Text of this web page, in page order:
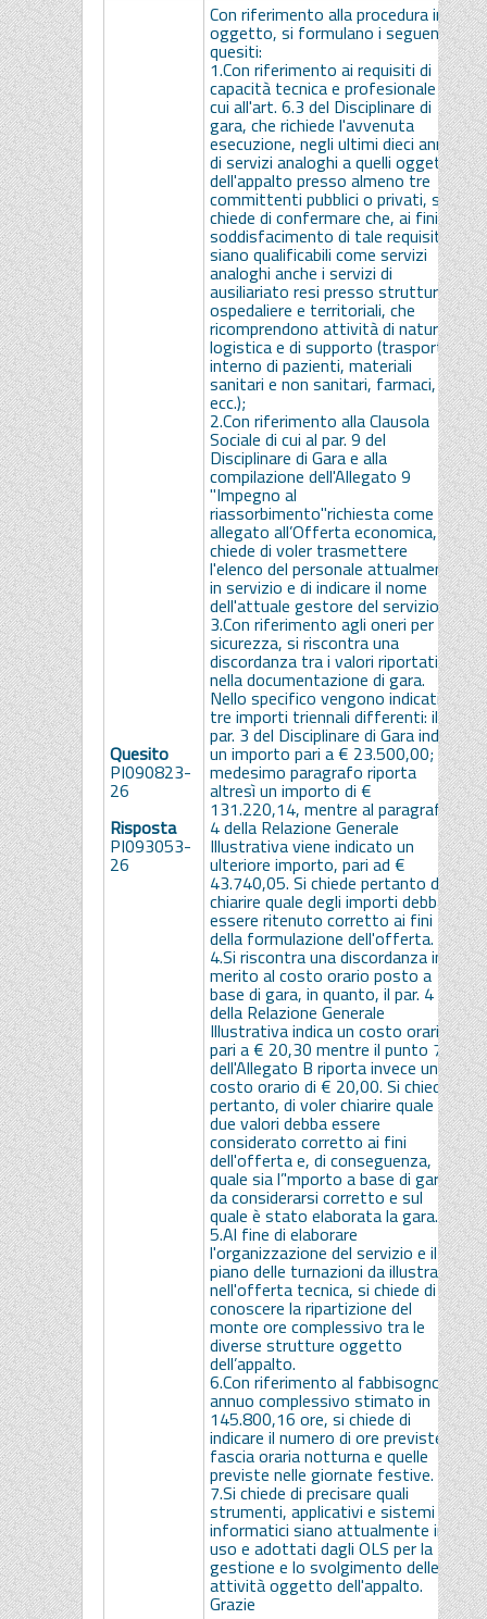
Quesito
PI090823-
26
Risposta
PI093053-
26
Con riferimento alla procedura in
oggetto, si formulano i seguenti
quesiti:
1.Con riferimento ai requisiti di
capacità tecnica e profesionale di
cui all'art. 6.3 del Disciplinare di
gara, che richiede l'avvenuta
esecuzione, negli ultimi dieci anni,
di servizi analoghi a quelli oggetto
dell'appalto presso almeno tre
committenti pubblici o privati, si
chiede di confermare che, ai fini del
soddisfacimento di tale requisito,
siano qualificabili come servizi
analoghi anche i servizi di
ausiliariato resi presso strutture
ospedaliere e territoriali, che
ricomprendono attività di natura
logistica e di supporto (trasporto
interno di pazienti, materiali
sanitari e non sanitari, farmaci,
ecc.);
2.Con riferimento alla Clausola
Sociale di cui al par. 9 del
Disciplinare di Gara e alla
compilazione dell'Allegato 9
"Impegno al
riassorbimento"richiesta come
allegato all’Offerta economica, si
chiede di voler trasmettere
l'elenco del personale attualmente
in servizio e di indicare il nome
dell'attuale gestore del servizio.
3.Con riferimento agli oneri per la
sicurezza, si riscontra una
discordanza tra i valori riportati
nella documentazione di gara.
Nello specifico vengono indicati
tre importi triennali differenti: il
par. 3 del Disciplinare di Gara indica
un importo pari a € 23.500,00; il
medesimo paragrafo riporta
altresì un importo di €
131.220,14, mentre al paragrafo
4 della Relazione Generale
Illustrativa viene indicato un
ulteriore importo, pari ad €
43.740,05. Si chiede pertanto di
chiarire quale degli importi debba
essere ritenuto corretto ai fini
della formulazione dell'offerta.
4.Si riscontra una discordanza in
merito al costo orario posto a
base di gara, in quanto, il par. 4
della Relazione Generale
Illustrativa indica un costo orario
pari a € 20,30 mentre il punto 7
dell'Allegato B riporta invece un
costo orario di € 20,00. Si chiede,
pertanto, di voler chiarire quale dei
due valori debba essere
considerato corretto ai fini
dell'offerta e, di conseguenza,
quale sia l’'mporto a base di gara
da considerarsi corretto e sul
quale è stato elaborata la gara.
5.Al fine di elaborare
l'organizzazione del servizio e il
piano delle turnazioni da illustrare
nell'offerta tecnica, si chiede di
conoscere la ripartizione del
monte ore complessivo tra le
diverse strutture oggetto
dell’appalto.
6.Con riferimento al fabbisogno
annuo complessivo stimato in
145.800,16 ore, si chiede di
indicare il numero di ore previste in
fascia oraria notturna e quelle
previste nelle giornate festive.
7.Si chiede di precisare quali
strumenti, applicativi e sistemi
informatici siano attualmente in
uso e adottati dagli OLS per la
gestione e lo svolgimento delle
attività oggetto dell'appalto.
Grazie